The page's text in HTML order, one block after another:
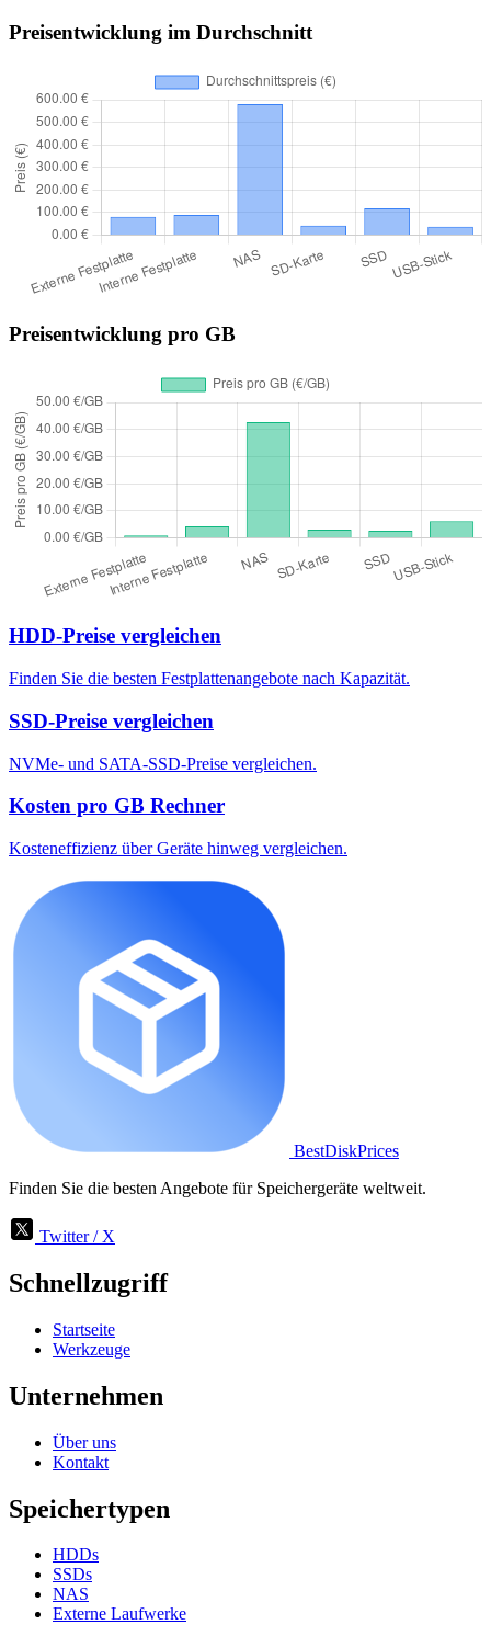
Preisentwicklung im Durchschnitt
Preisentwicklung pro GB
HDD-Preise vergleichen
Finden Sie die besten Festplattenangebote nach Kapazität.
SSD-Preise vergleichen
NVMe- und SATA-SSD-Preise vergleichen.
Kosten pro GB Rechner
Kosteneffizienz über Geräte hinweg vergleichen.
BestDiskPrices
Finden Sie die besten Angebote für Speichergeräte weltweit.
Twitter / X
Schnellzugriff
Startseite
Werkzeuge
Unternehmen
Über uns
Kontakt
Speichertypen
HDDs
SSDs
NAS
Externe Laufwerke